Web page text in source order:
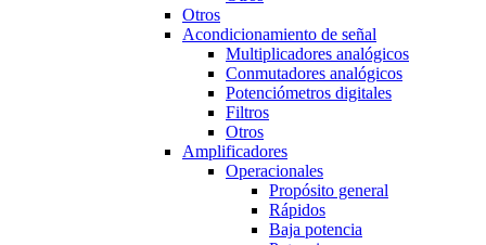
Otros
Acondicionamiento de señal
Multiplicadores analógicos
Conmutadores analógicos
Potenciómetros digitales
Filtros
Otros
Amplificadores
Operacionales
Propósito general
Rápidos
Baja potencia